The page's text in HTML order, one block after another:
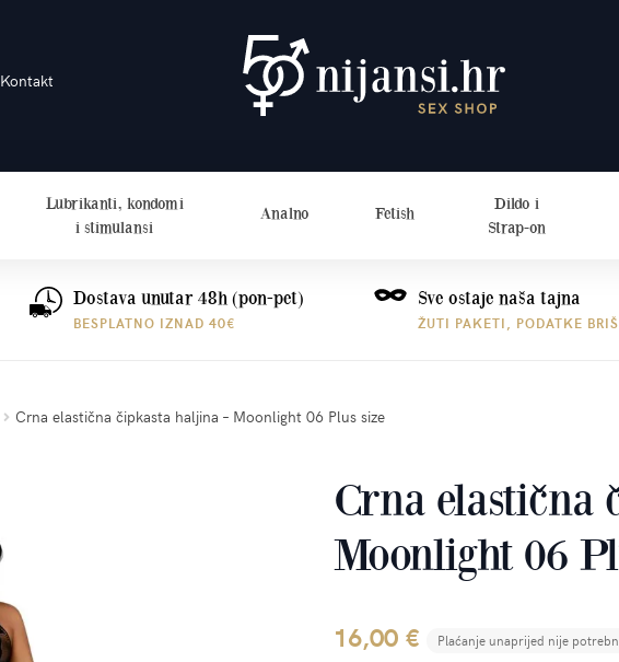
Kontakt
Lubrikanti, kondomi
i stimulansi
Analno Fetish
Dildo i
Strap-on
Dostava unutar 48h (pon-pet)
BESPLATNO IZNAD 40€
Sve ostaje naša tajna
ŽUTI PAKETI, PODATKE
Crna elastična čipkasta haljina – Moonlight 06 Plus size
Crna elastična
Moonlight 06
16,00 € Plaćanje unaprijed nije